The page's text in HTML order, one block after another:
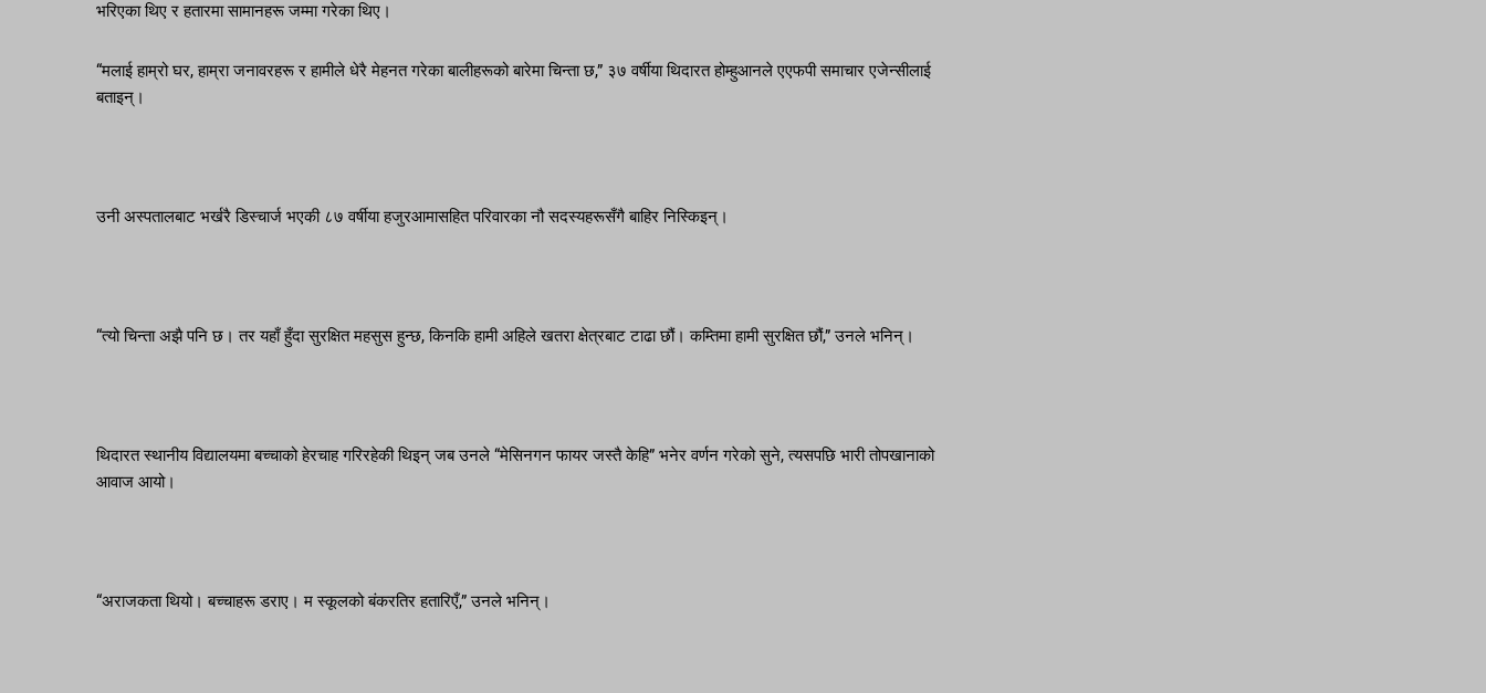
भरिएका थिए र हतारमा सामानहरू जम्मा गरेका थिए।
“मलाई हाम्रो घर, हाम्रा जनावरहरू र हामीले धेरै मेहनत गरेका बालीहरूको बारेमा चिन्ता छ,” ३७ वर्षीया थिदारत होम्हुआनले एएफपी समाचार एजेन्सीलाई
बताइन्।
उनी अस्पतालबाट भर्खरै डिस्चार्ज भएकी ८७ वर्षीया हजुरआमासहित परिवारका नौ सदस्यहरूसँगै बाहिर निस्किइन्।
“त्यो चिन्ता अझै पनि छ। तर यहाँ हुँदा सुरक्षित महसुस हुन्छ, किनकि हामी अहिले खतरा क्षेत्रबाट टाढा छौं। कम्तिमा हामी सुरक्षित छौं,” उनले भनिन्।
थिदारत स्थानीय विद्यालयमा बच्चाको हेरचाह गरिरहेकी थिइन् जब उनले “मेसिनगन फायर जस्तै केहि” भनेर वर्णन गरेको सुने, त्यसपछि भारी तोपखानाको
आवाज आयो।
“अराजकता थियो। बच्चाहरू डराए। म स्कूलको बंकरतिर हतारिएँ,” उनले भनिन्।